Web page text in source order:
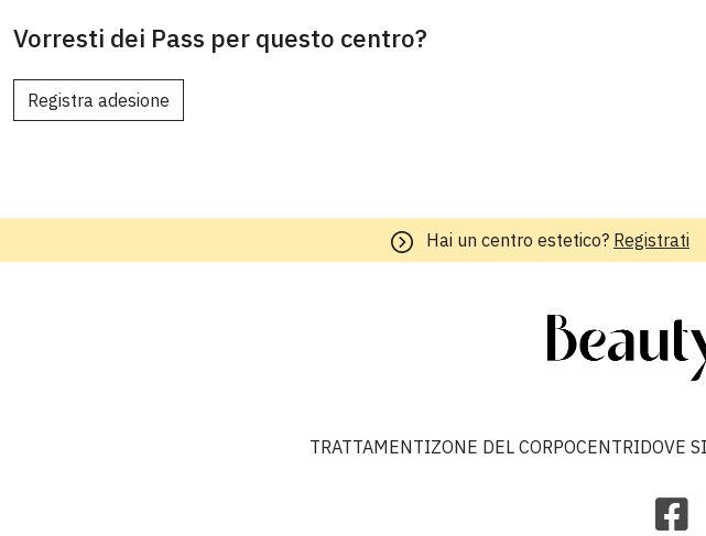
Vorresti dei Pass per questo centro?
Registra adesione
Hai un centro estetico? Registrati
TRATTAMENTIZONE DEL CORPOCENTRIDOVE